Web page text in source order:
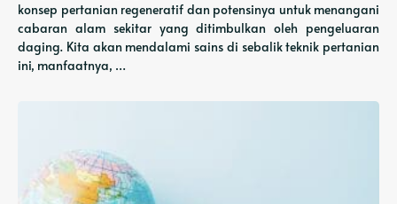
konsep pertanian regeneratif dan potensinya untuk menangani
cabaran alam sekitar yang ditimbulkan oleh pengeluaran
daging. Kita akan mendalami sains di sebalik teknik pertanian
ini, manfaatnya, …